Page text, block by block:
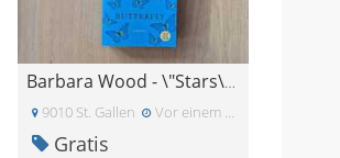
Barbara Wood - \"Stars\" und \"Butterfly\"
9010 St. Gallen Vor einem Monat
Gratis